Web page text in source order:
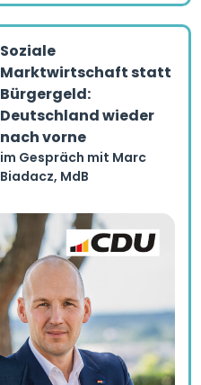
Soziale
Marktwirtschaft statt
Bürgergeld:
Deutschland wieder
nach vorne
im Gespräch mit Marc
Biadacz, MdB